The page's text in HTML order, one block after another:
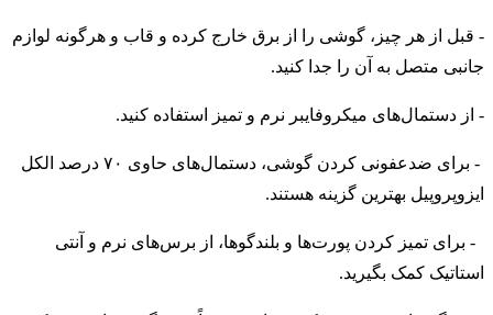
- قبل از هر چیز، گوشی را از برق خارج کرده و قاب و هرگونه لوازم
جانبی متصل به آن را جدا کنید.
- از دستمال‌های میکروفایبر نرم و تمیز استفاده کنید.
- برای ضدعفونی کردن گوشی، دستمال‌های حاوی ۷۰ درصد الکل
ایزوپروپیل بهترین گزینه هستند.
- برای تمیز کردن پورت‌ها و بلندگوها، از برس‌های نرم و آنتی
استاتیک کمک بگیرید.